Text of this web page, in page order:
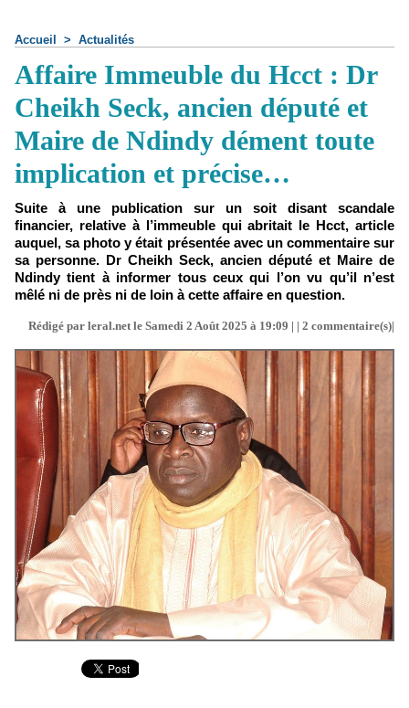
Accueil > Actualités
Affaire Immeuble du Hcct : Dr
Cheikh Seck, ancien député et
Maire de Ndindy dément toute
implication et précise…
Suite à une publication sur un soit disant scandale
financier, relative à l’immeuble qui abritait le Hcct, article
auquel, sa photo y était présentée avec un commentaire sur
sa personne. Dr Cheikh Seck, ancien député et Maire de
Ndindy tient à informer tous ceux qui l’on vu qu’il n’est
mêlé ni de près ni de loin à cette affaire en question.
Rédigé par leral.net le Samedi 2 Août 2025 à 19:09 | | 2 commentaire(s)|